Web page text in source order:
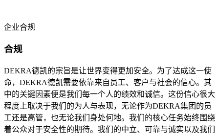
企业合规
合规
DEKRA德凯的宗旨是让世界变得更加安全。为了达成这一使
命，DEKRA德凯需要依靠来自员工、客户与社会的信心。其
中的关键因素便是我们每一个人的绩效和诚信。这份信心很大
程度上取决于我们的为人与表现，无论作为DEKRA集团的员
工还是高管，也无论我们身处何地。我们的核心任务始终围绕
着公众对于安全性的期待。我们的中立、可靠与诚实以及我们